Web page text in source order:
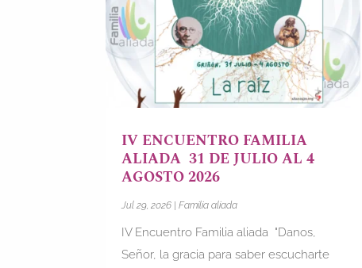
IV ENCUENTRO FAMILIA
ALIADA 31 DE JULIO AL 4
AGOSTO 2026
Jul 29, 2026 |Familia aliada
IV Encuentro Familia aliada "Danos,
Señor, la gracia para saber escucharte